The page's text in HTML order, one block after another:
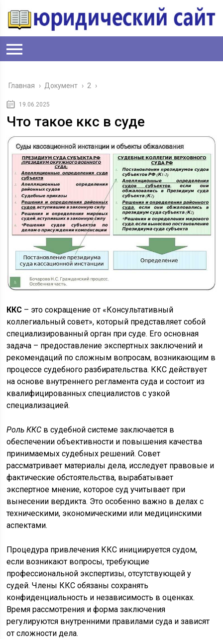
Главная › Документ › 2 ›
19.06.2025
Что такое ккс в суде
ККС – это сокращение от «Консультативный
коллегиальный совет», который представляет собой
специализированный орган при суде. Его основная
задача – предоставление экспертных заключений и
рекомендаций по сложным вопросам, возникающим в
процессе судебного разбирательства. ККС действует
на основе внутреннего регламента суда и состоит из
квалифицированных специалистов с узкой
специализацией.
Роль ККС в судебной системе заключается в
обеспечении объективности и повышения качества
принимаемых судебных решений. Совет
рассматривает материалы дела, исследует правовые и
фактические обстоятельства, вырабатывает
экспертное мнение, которое суд учитывает при
вынесении вердикта. Это особенно важно в делах с
техническими, экономическими или медицинскими
аспектами.
Процедура привлечения ККС инициируется судом,
если возникают вопросы, требующие
профессиональной экспертизы, отсутствующей у
судей. Члены ККС обязаны сохранять
конфиденциальность и независимость в оценках.
Время рассмотрения и форма заключения
регулируются внутренними правилами суда и зависят
от сложности дела.